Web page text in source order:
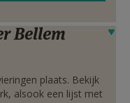
Bellem
plaats. Bekijk
alsook een lijst met